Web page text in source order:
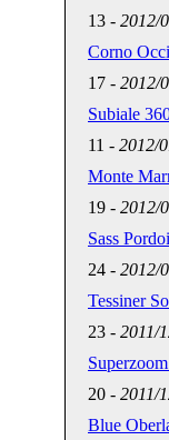
13 - 2012/
Corno
17 - 2012/
Subiale
11 - 2012/
Monte
19 - 2012/
Sass
24 - 2012/
Tessiner
23 - 2011/
20 - 2011/
Blue